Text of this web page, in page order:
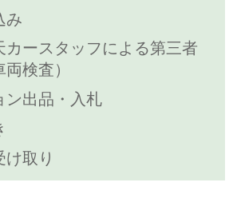
み
カースタッフによる第三者
検査）
ン出品・入札
け取り